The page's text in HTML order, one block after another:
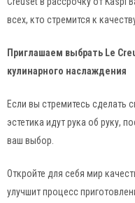
всех, кто стремится к
Приглашаем выбрать Le
кулинарного наслаждения
Если вы стремитесь сделать
эстетика идут рука об руку,
ваш выбор.
Откройте для себя мир
улучшит процесс